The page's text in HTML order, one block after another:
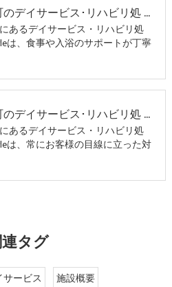
広陵町のデイサービス･リハビリ処 FreeStyleの評判
あるデイサービス・リハビリ処
は、食事や入浴のサポートが丁寧
広陵町のデイサービス･リハビリ処 FreeStyleのお客様の声
あるデイサービス・リハビリ処
は、常にお客様の目線に立った対
タグ
サービス 施設概要